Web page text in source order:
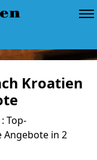
Kroatien
Top-
Angebote in 2